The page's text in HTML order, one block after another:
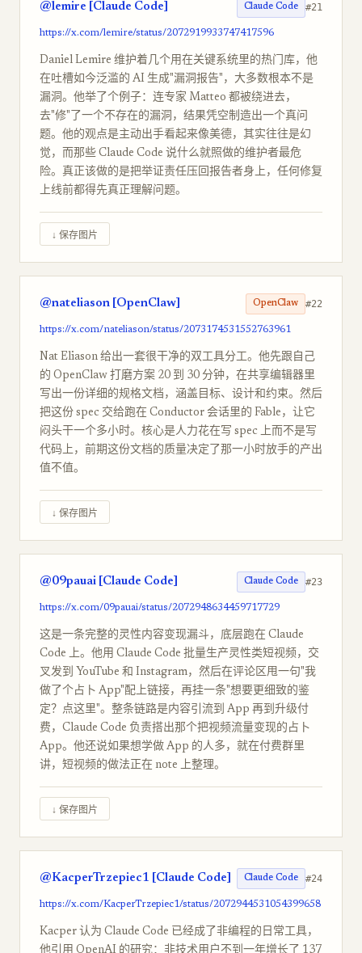
@lemire [Claude Code] Claude Code #21
https://x.com/lemire/status/2072919933747417596
Daniel Lemire 维护着几个用在关键系统里的热门库，他
在吐槽如今泛滥的 AI 生成"漏洞报告"，大多数根本不是
漏洞。他举了个例子：连专家 Matteo 都被绕进去，
去"修"了一个不存在的漏洞，结果凭空制造出一个真问
题。他的观点是主动出手看起来像美德，其实往往是幻
觉，而那些 Claude Code 说什么就照做的维护者最危
险。真正该做的是把举证责任压回报告者身上，任何修复
上线前都得先真正理解问题。
↓ 保存图片
@nateliason [OpenClaw] OpenClaw #22
https://x.com/nateliason/status/2073174531552763961
Nat Eliason 给出一套很干净的双工具分工。他先跟自己
的 OpenClaw 打磨方案 20 到 30 分钟，在共享编辑器里
写出一份详细的规格文档，涵盖目标、设计和约束。然后
把这份 spec 交给跑在 Conductor 会话里的 Fable，让它
闷头干一个多小时。核心是人力花在写 spec 上而不是写
代码上，前期这份文档的质量决定了那一小时放手的产出
值不值。
↓ 保存图片
@09pauai [Claude Code] Claude Code #23
https://x.com/09pauai/status/2072948634459717729
这是一条完整的灵性内容变现漏斗，底层跑在 Claude
Code 上。他用 Claude Code 批量生产灵性类短视频，交
叉发到 YouTube 和 Instagram，然后在评论区甩一句"我
做了个占卜 App"配上链接，再挂一条"想要更细致的鉴
定？点这里"。整条链路是内容引流到 App 再到升级付
费，Claude Code 负责搭出那个把视频流量变现的占卜
App。他还说如果想学做 App 的人多，就在付费群里
讲，短视频的做法正在 note 上整理。
↓ 保存图片
@KacperTrzepiec1 [Claude Code] Claude Code #24
https://x.com/KacperTrzepiec1/status/2072944531054399658
Kacper 认为 Claude Code 已经成了非编程的日常工具，
他引用 OpenAI 的研究：非技术用户不到一年增长了 137